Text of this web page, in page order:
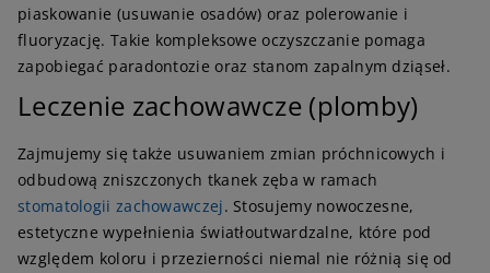
piaskowanie (usuwanie osadów) oraz polerowanie i
fluoryzację. Takie kompleksowe oczyszczanie pomaga
zapobiegać paradontozie oraz stanom zapalnym dziąseł.
Leczenie zachowawcze (plomby)
Zajmujemy się także usuwaniem zmian próchnicowych i
odbudową zniszczonych tkanek zęba w ramach
stomatologii zachowawczej. Stosujemy nowoczesne,
estetyczne wypełnienia światłoutwardzalne, które pod
względem koloru i przezierności niemal nie różnią się od